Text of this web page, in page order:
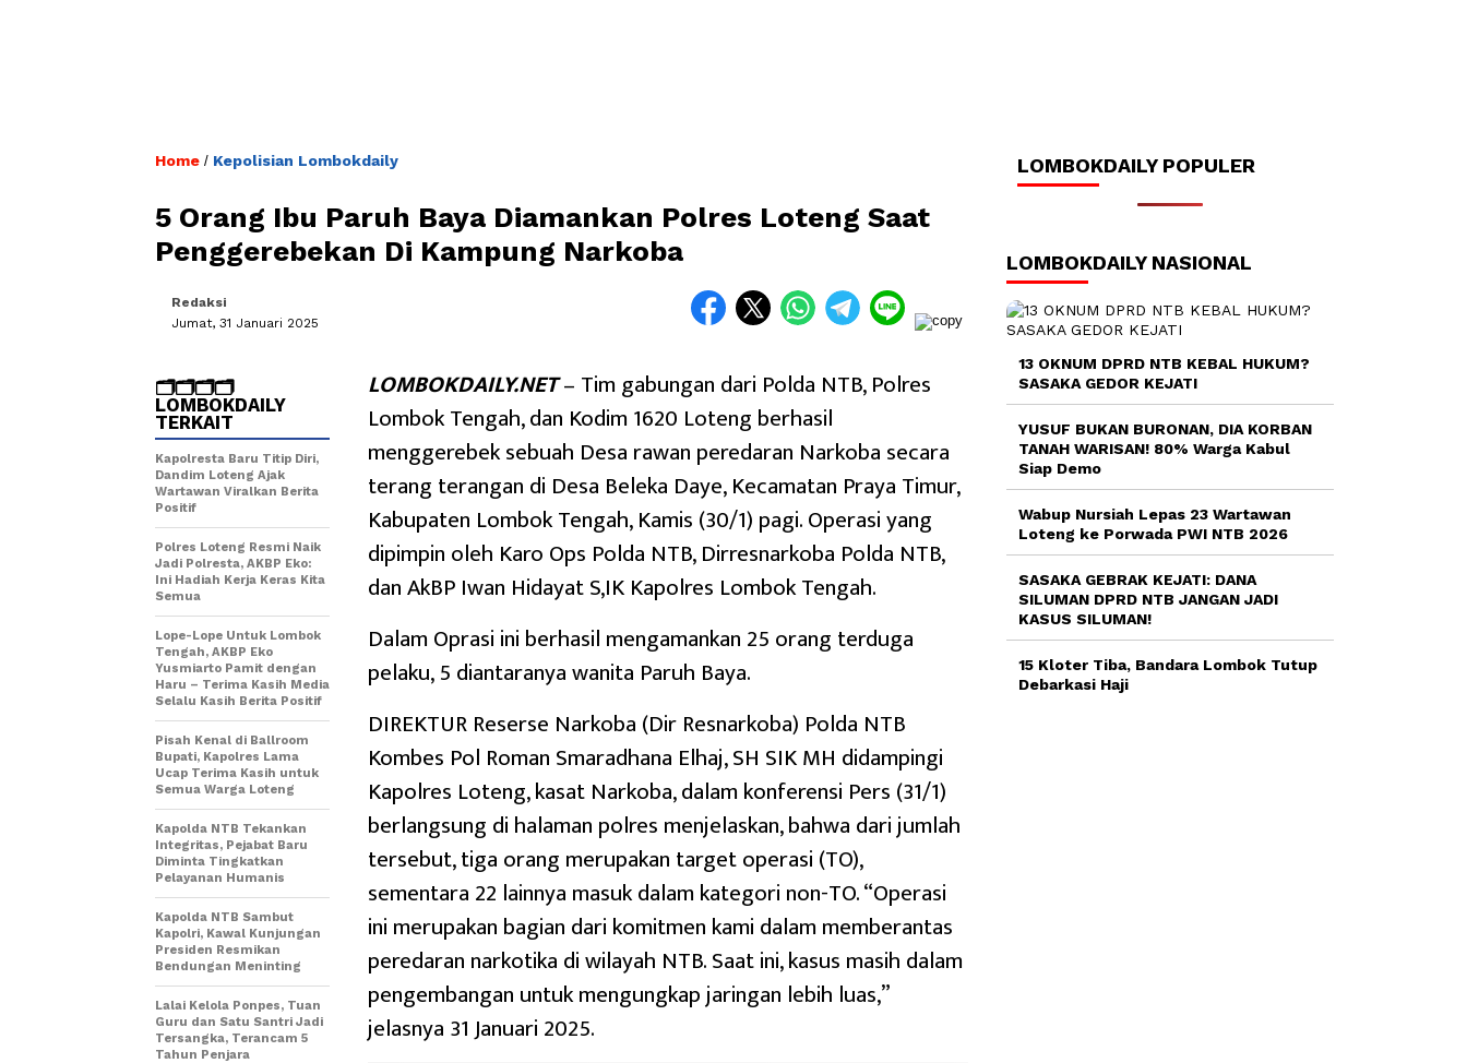
Home / Kepolisian Lombokdaily
5 Orang Ibu Paruh Baya Diamankan Polres Loteng Saat
Penggerebekan Di Kampung Narkoba
Redaksi
Jumat, 31 Januari 2025
LOMBOKDAILY.NET– Tim gabungan dari Polda NTB, Polres
Lombok Tengah, dan Kodim 1620 Loteng berhasil
menggerebek sebuah Desa rawan peredaran Narkoba secara
terang terangan di Desa Beleka Daye, Kecamatan Praya Timur,
Kabupaten Lombok Tengah, Kamis (30/1) pagi. Operasi yang
dipimpin oleh Karo Ops Polda NTB, Dirresnarkoba Polda NTB,
dan AkBP Iwan Hidayat S,IK Kapolres Lombok Tengah.
Dalam Oprasi ini berhasil mengamankan 25 orang terduga
pelaku, 5 diantaranya wanita Paruh Baya.
DIREKTUR Reserse Narkoba (Dir Resnarkoba) Polda NTB
Kombes Pol Roman Smaradhana Elhaj, SH SIK MH didampingi
Kapolres Loteng, kasat Narkoba, dalam konferensi Pers (31/1)
berlangsung di halaman polres menjelaskan, bahwa dari jumlah
tersebut, tiga orang merupakan target operasi (TO),
sementara 22 lainnya masuk dalam kategori non-TO. “Operasi
ini merupakan bagian dari komitmen kami dalam memberantas
peredaran narkotika di wilayah NTB. Saat ini, kasus masih dalam
pengembangan untuk mengungkap jaringan lebih luas,”
jelasnya 31 Januari 2025.
🗂️🗂️🗂️🗂️
LOMBOKDAILY
TERKAIT
Kapolresta Baru Titip Diri,
Dandim Loteng Ajak
Wartawan Viralkan Berita
Positif
Polres Loteng Resmi Naik
Jadi Polresta, AKBP Eko:
Ini Hadiah Kerja Keras Kita
Semua
Lope-Lope Untuk Lombok
Tengah, AKBP Eko
Yusmiarto Pamit dengan
Haru – Terima Kasih Media
Selalu Kasih Berita Positif
Pisah Kenal di Ballroom
Bupati, Kapolres Lama
Ucap Terima Kasih untuk
Semua Warga Loteng
Kapolda NTB Tekankan
Integritas, Pejabat Baru
Diminta Tingkatkan
Pelayanan Humanis
Kapolda NTB Sambut
Kapolri, Kawal Kunjungan
Presiden Resmikan
Bendungan Meninting
Lalai Kelola Ponpes, Tuan
Guru dan Satu Santri Jadi
Tersangka, Terancam 5
Tahun Penjara
LOMBOKDAILY POPULER
LOMBOKDAILY NASIONAL
13 OKNUM DPRD NTB KEBAL HUKUM?
SASAKA GEDOR KEJATI
YUSUF BUKAN BURONAN, DIA KORBAN
TANAH WARISAN! 80% Warga Kabul
Siap Demo
Wabup Nursiah Lepas 23 Wartawan
Loteng ke Porwada PWI NTB 2026
SASAKA GEBRAK KEJATI: DANA
SILUMAN DPRD NTB JANGAN JADI
KASUS SILUMAN!
15 Kloter Tiba, Bandara Lombok Tutup
Debarkasi Haji